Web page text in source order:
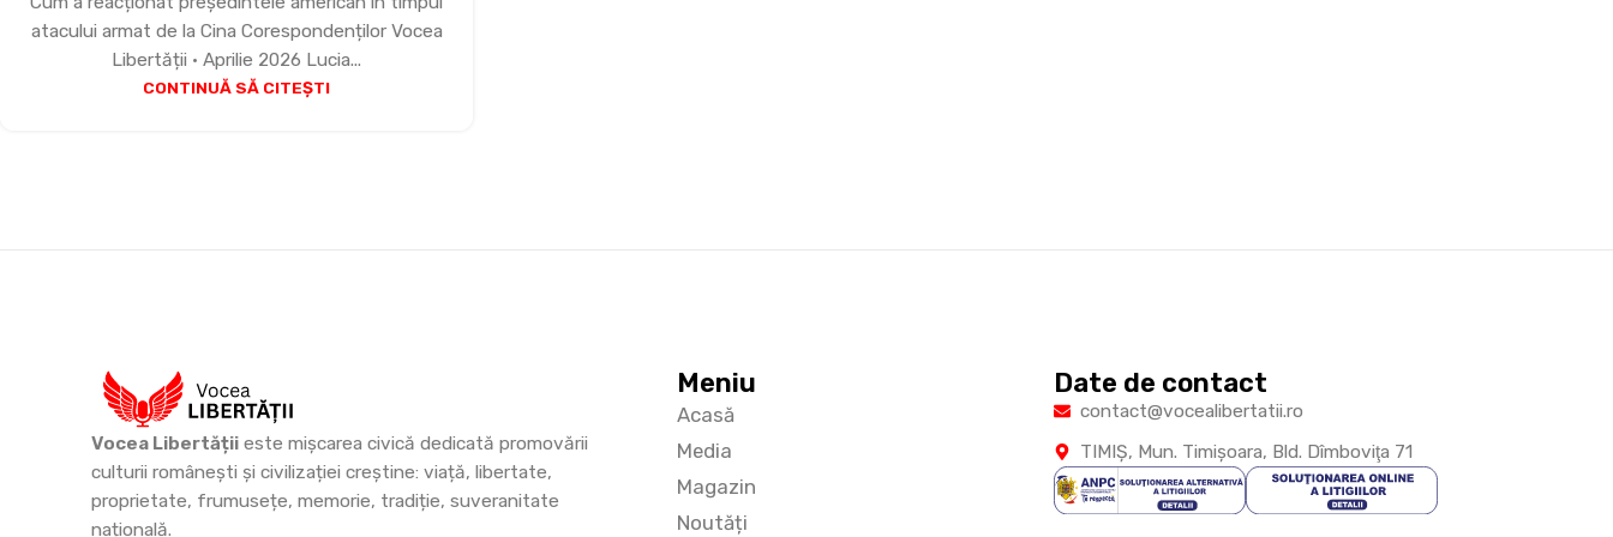
atacului armat de la Cina Corespondenților Vocea
Libertății • Aprilie 2026 Lucia...
CONTINUĂ SĂ CITEȘTI
Vocea Libertățiieste mișcarea civică dedicată promovării
culturii românești și civilizației creștine: viață, libertate,
proprietate, frumusețe, memorie, tradiție, suveranitate
națională.
Meniu
Acasă
Media
Magazin
Noutăți
Date de contact
contact@vocealibertatii.ro
TIMIŞ, Mun. Timişoara, Bld. Dîmboviţa 71